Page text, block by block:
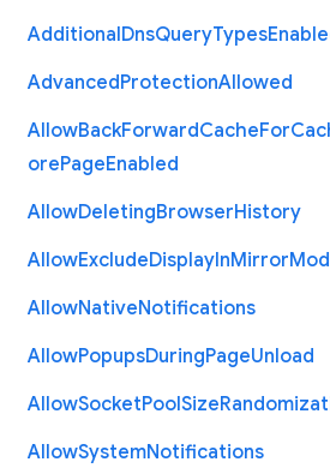
AdditionalDnsQueryTypes
AdvancedProtectionAllowed
AllowBackForwardCacheFor
orePageEnabled
AllowDeletingBrowserHistory
AllowExcludeDisplayInMirror
AllowNativeNotifications
AllowPopupsDuringPageUnload
AllowSocketPoolSize
AllowSystemNotifications